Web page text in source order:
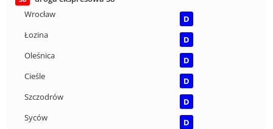
Wrocław
D
Łozina
D
Oleśnica
D
Cieśle
D
Szczodrów
D
Syców
D